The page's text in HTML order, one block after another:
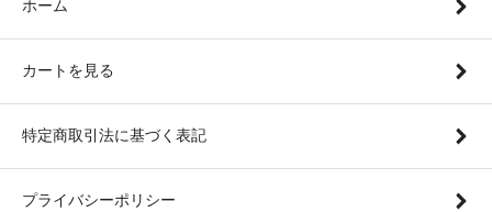
ホーム
カートを見る
特定商取引法に基づく表記
プライバシーポリシー